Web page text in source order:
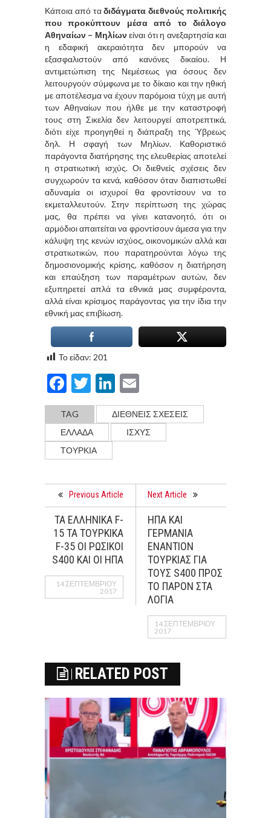
Κάποια από ταδιδάγματα διεθνούς πολιτικής
που προκύπτουν μέσα από το διάλογο
Αθηναίων – Μηλίωνείναι ότι η ανεξαρτησία και
η εδαφική ακεραιότητα δεν μπορούν να
εξασφαλιστούν από κανόνες δικαίου. Η
αντιμετώπιση της Νεμέσεως για όσους δεν
λειτουργούν σύμφωνα με το δίκαιο και την ηθική
με αποτέλεσμα να έχουν παρόμοια τύχη με αυτή
των Αθηναίων που ήλθε με την καταστροφή
τους στη Σικελία δεν λειτουργεί αποτρεπτικά,
διότι είχε προηγηθεί η διάπραξη της Ύβρεως
δηλ. Η σφαγή των Μηλίων. Καθοριστικό
παράγοντα διατήρησης της ελευθερίας αποτελεί
η στρατιωτική ισχύς. Οι διεθνείς σχέσεις δεν
συγχωρούν τα κενά, καθόσον όταν διαπιστωθεί
αδυναμία οι ισχυροί θα φροντίσουν να το
εκμεταλλευτούν. Στην περίπτωση της χώρας
μας, θα πρέπει να γίνει κατανοητό, ότι οι
αρμόδιοι απαιτείται να φροντίσουν άμεσα για την
κάλυψη της κενών ισχύος, οικονομικών αλλά και
στρατιωτικών, που παρατηρούνται λόγω της
δημοσιονομικής κρίσης, καθόσον η διατήρηση
και επαύξηση των παραμέτρων αυτών, δεν
εξυπηρετεί απλά τα εθνικά μας συμφέροντα,
αλλά είναι κρίσιμος παράγοντας για την ίδια την
εθνική μας επιβίωση.
Το είδαν: 201
Facebook
TwitterLinkedIn
TAG
ΔΙΕΘΝΕΙΣ ΣΧΕΣΕΙΣ
ΕΛΛΑΔΑ
ΙΣΧΥΣ
ΤΟΥΡΚΊΑ
Previous Article
ΤΑ ΕΛΛΗΝΙΚΑ F-
15 TA TOYΡΚΙΚΑ
F-35 OI ΡΩΣΙΚΟΙ
S400 KAI OI HΠΑ
14 ΣΕΠΤΕΜΒΡΊΟΥ
2017
Next Article
ΗΠΑ ΚΑΙ
ΓΕΡΜΑΝΙΑ
ΕΝΑΝΤΙΟΝ
ΤΟΥΡΚΙΑΣ ΓΙΑ
ΤΟΥΣ S400 ΠΡΟΣ
ΤΟ ΠΑΡΟΝ ΣΤΑ
ΛΟΓΙΑ
14 ΣΕΠΤΕΜΒΡΊΟΥ
2017
RELATED POST